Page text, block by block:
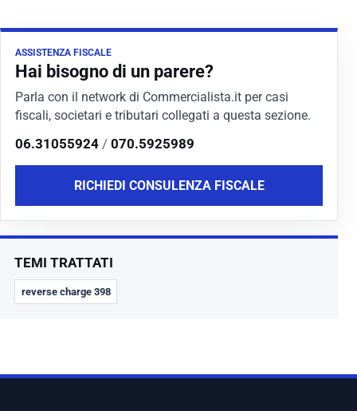
prestazioni soggette a reverse
charge,...
ASSISTENZA FISCALE
Hai bisogno di un parere?
Parla con il network di Commercialista.it per casi
fiscali, societari e tributari collegati a questa sezione.
06.31055924 / 070.5925989
RICHIEDI CONSULENZA FISCALE
TEMI TRATTATI
reverse charge 398